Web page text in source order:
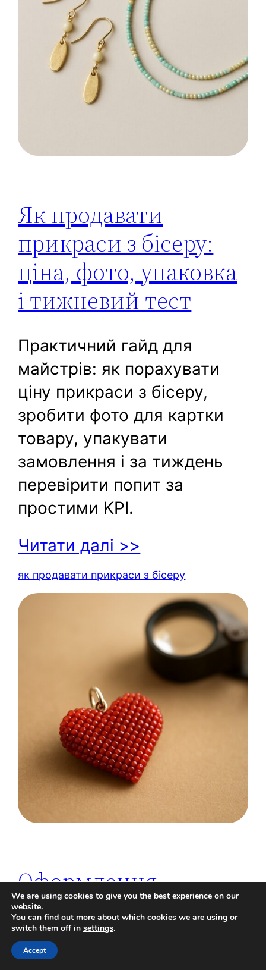
Як продавати
прикраси з бісеру:
ціна, фото, упаковка
і тижневий тест
Практичний гайд для
майстрів: як порахувати
ціну прикраси з бісеру,
зробити фото для картки
товару, упакувати
замовлення і за тиждень
перевірити попит за
простими KPI.
Читати далі >>
як продавати прикраси з бісеру
Оформлення
сторінки майстра: як
продавати намисто в
We are using cookies to give you the best experience on our
website.
You can find out more about which cookies we are using or
switch them off in settings.
Accept